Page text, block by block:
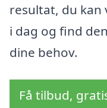
resultat, du kan
i dag og find
dine behov.
Få tilbud,